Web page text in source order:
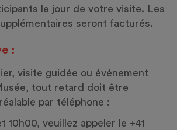
le jour de votre visite. Les
seront facturés.
:
visite guidée ou événement
tout retard doit être
par téléphone :
veuillez appeler le +41